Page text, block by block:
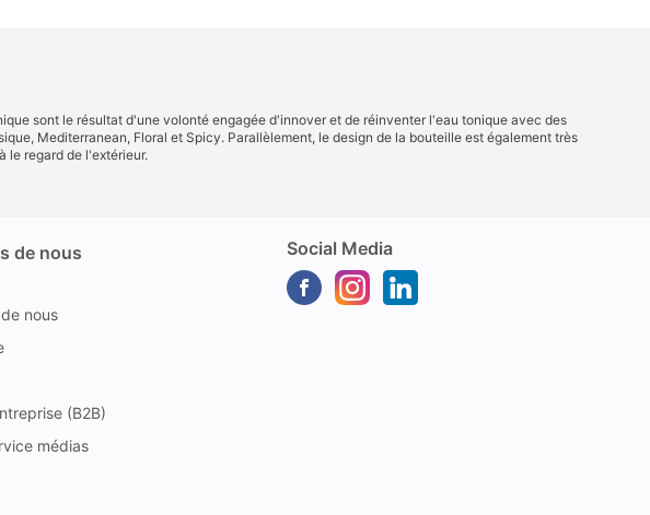
sont le résultat d'une volonté engagée d'innover et de réinventer l'eau tonique avec des
Mediterranean, Floral et Spicy. Parallèlement, le design de la bouteille est également très
le regard de l'extérieur.
de nous
nous
(B2B)
médias
Social Media